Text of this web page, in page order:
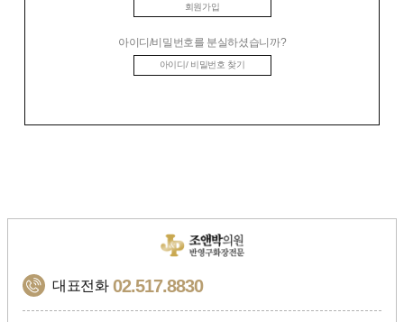
회원가입
아이디/비밀번호를 분실하셨습니까?
아이디/ 비밀번호 찾기
대표전화 02.517.8830